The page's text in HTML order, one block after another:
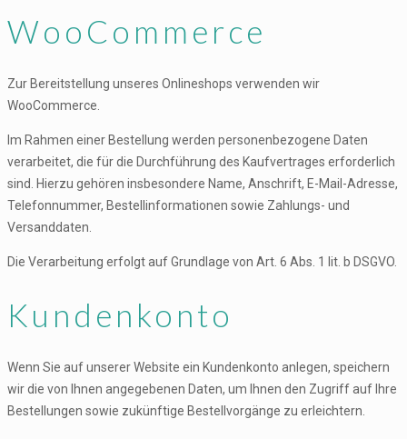
WooCommerce
Zur Bereitstellung unseres Onlineshops verwenden wir
WooCommerce.
Im Rahmen einer Bestellung werden personenbezogene Daten
verarbeitet, die für die Durchführung des Kaufvertrages erforderlich
sind. Hierzu gehören insbesondere Name, Anschrift, E-Mail-Adresse,
Telefonnummer, Bestellinformationen sowie Zahlungs- und
Versanddaten.
Die Verarbeitung erfolgt auf Grundlage von Art. 6 Abs. 1 lit. b DSGVO.
Kundenkonto
Wenn Sie auf unserer Website ein Kundenkonto anlegen, speichern
wir die von Ihnen angegebenen Daten, um Ihnen den Zugriff auf Ihre
Bestellungen sowie zukünftige Bestellvorgänge zu erleichtern.